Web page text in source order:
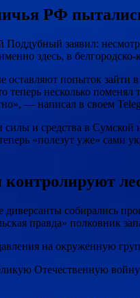
РФ
Поддубный заявил:
здесь, в
попыток зайти в
теперь несколько
— написал в своем
и средства в
«полезут уже» сами
собирались
правда» полковник
на окруженную
Отечественную